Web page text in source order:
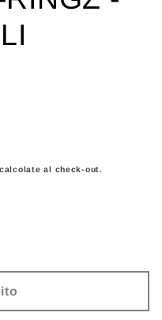
calcolate al check-out.